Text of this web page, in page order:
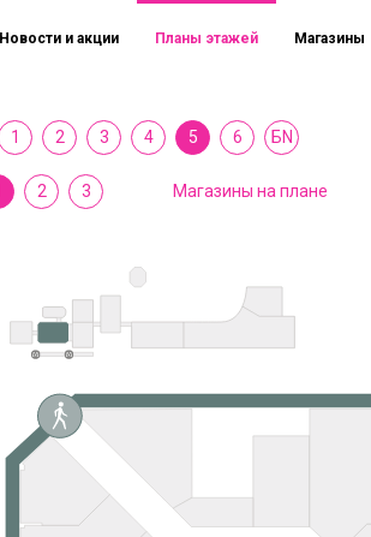
Новости и акции Планы этажей Магазины
1 2 3 4 5 6 БN
2 3 Магазины на плане